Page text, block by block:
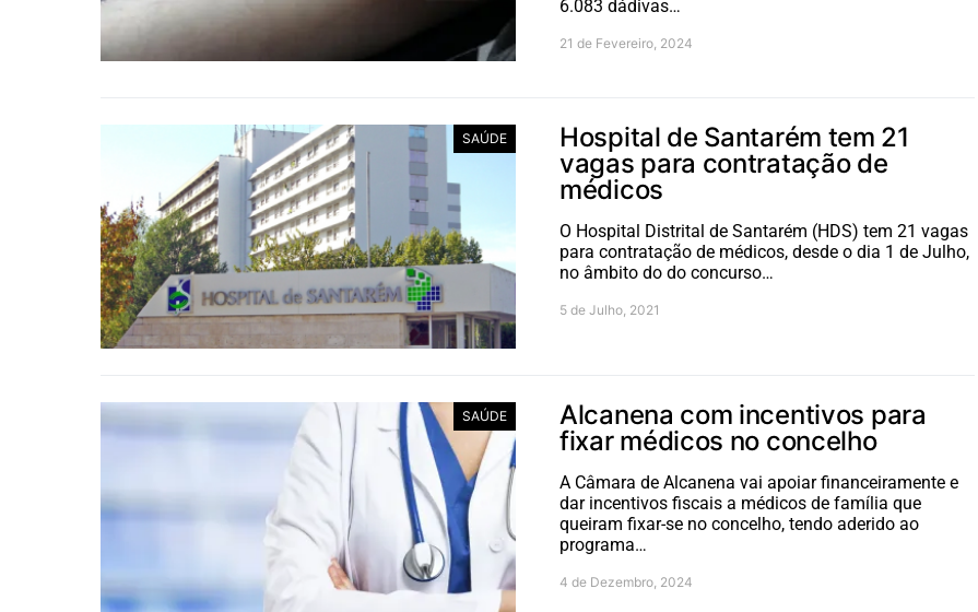
6.083 dádivas…
21 de Fevereiro, 2024
SAÚDE
Hospital de Santarém tem 21
vagas para contratação de
médicos
O Hospital Distrital de Santarém (HDS) tem 21 vagas
para contratação de médicos, desde o dia 1 de Julho,
no âmbito do do concurso…
5 de Julho, 2021
SAÚDE
Alcanena com incentivos para
fixar médicos no concelho
A Câmara de Alcanena vai apoiar financeiramente e
dar incentivos fiscais a médicos de família que
queiram fixar-se no concelho, tendo aderido ao
programa…
4 de Dezembro, 2024